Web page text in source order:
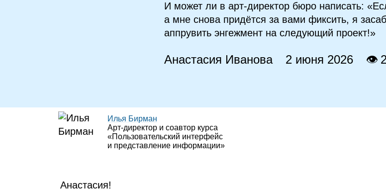
И может ли в арт‑директор бюро написать:
а мне снова придётся за вами фиксить, я
аппрувить энгежмент на следующий проект!»
Анастасия Иванова 2 июня 2026 👁
Илья Бирман
Арт‑директор и соавтор курса
«Пользовательский интерфейс
и представление информации»
Анастасия!